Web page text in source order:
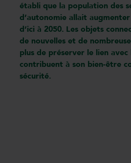
établi que la population des
d’autonomie allait
d’ici à 2050. Les objets
de nouvelles et de
plus de préserver le lien avec
contribuent à son bien-être
sécurité.